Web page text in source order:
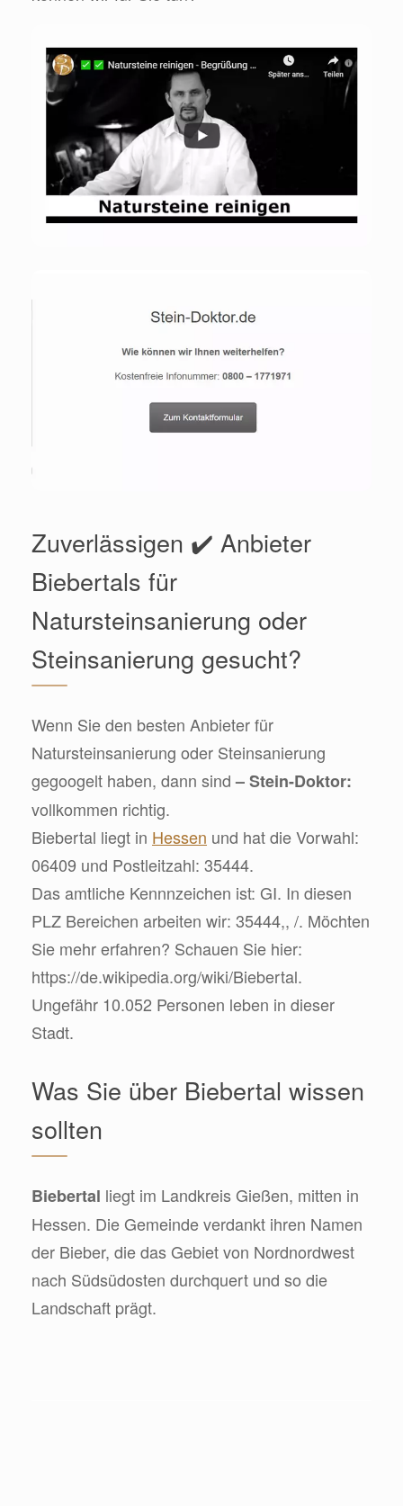
Zuverlässigen ✔️ Anbieter
Biebertals für
Natursteinsanierung oder
Steinsanierung gesucht?
Wenn Sie den besten Anbieter für
Natursteinsanierung oder Steinsanierung
gegoogelt haben, dann sind– Stein-Doktor:
vollkommen richtig.
Biebertal liegt in Hessen und hat die Vorwahl:
06409 und Postleitzahl: 35444.
Das amtliche Kennnzeichen ist: GI. In diesen
PLZ Bereichen arbeiten wir: 35444,, /. Möchten
Sie mehr erfahren? Schauen Sie hier:
https://de.wikipedia.org/wiki/Biebertal.
Ungefähr 10.052 Personen leben in dieser
Stadt.
Was Sie über Biebertal wissen
sollten
Biebertal liegt im Landkreis Gießen, mitten in
Hessen. Die Gemeinde verdankt ihren Namen
der Bieber, die das Gebiet von Nordnordwest
nach Südsüdosten durchquert und so die
Landschaft prägt.